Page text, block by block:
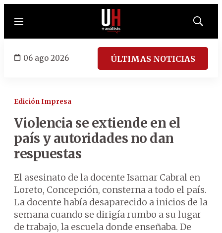
Menú
Mostrar
06 ago 2026 ÚLTIMAS NOTICIAS
Edición Impresa
Violencia se extiende en el
país y autoridades no dan
respuestas
El asesinato de la docente Isamar Cabral en
Loreto, Concepción, consterna a todo el país.
La docente había desaparecido a inicios de la
semana cuando se dirigía rumbo a su lugar
de trabajo, la escuela donde enseñaba. De